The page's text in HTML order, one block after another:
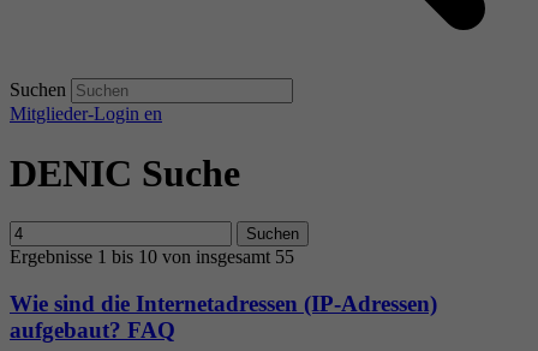
Suchen
Mitglieder-Login en
DENIC Suche
Suchen
Ergebnisse 1 bis 10 von insgesamt 55
Wie sind die Internetadressen (IP-Adressen)
aufgebaut? FAQ